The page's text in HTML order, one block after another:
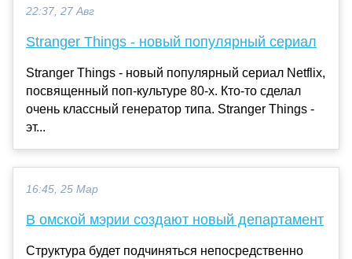
22:37, 27 Авг
Stranger Things - новый популярный сериал
Stranger Things - новый популярный сериал Netflix,
посвященный поп-культуре 80-х. Кто-то сделал
очень классный генератор типа. Stranger Things -
эт...
16:45, 25 Мар
В омской мэрии создают новый департамент
Структура будет подчиняться непосредственно